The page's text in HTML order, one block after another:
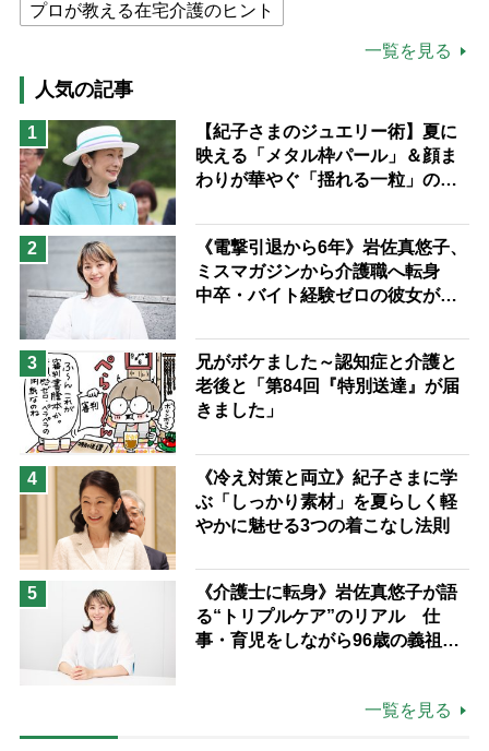
プロが教える在宅介護のヒント
高木ブー
ケアマネジャー
猫が母になつきません
息子の遠距離介護サバイバル術
兄がボケました
予防法
一覧を見る
人気の記事
1
【紀子さまのジュエリー術】夏に
映える「メタル枠パール」＆顔ま
わりが華やぐ「揺れる一粒」の使
2
《電撃引退から6年》岩佐真悠子、
ミスマガジンから介護職へ転身
中卒・バイト経験ゼロの彼女が見
ながら自分らしくいられる」
3
兄がボケました～認知症と介護と
老後と「第84回『特別送達』が届
きました」
4
《冷え対策と両立》紀子さまに学
ぶ「しっかり素材」を夏らしく軽
やかに魅せる3つの着こなし法則
5
《介護士に転身》岩佐真悠子が語
る“トリプルケア”のリアル 仕
事・育児をしながら96歳の義祖母
一覧を見る